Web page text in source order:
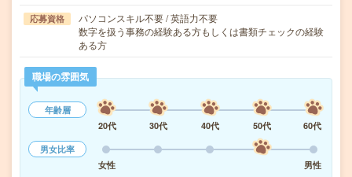
応募資格
パソコンスキル不要 / 英語力不要
数字を扱う事務の経験ある方もしくは書類チェックの経験
ある方
職場の雰囲気
年齢層
20代
30代 40代 50代
60代
男女比率
女性
男性